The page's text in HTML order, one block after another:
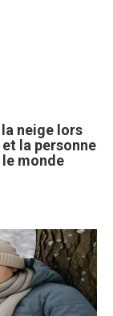
neige lors
la personne
monde